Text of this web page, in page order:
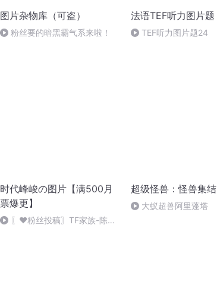
图片杂物库（可盗）
粉丝要的暗黑霸气系来啦！
法语TEF听力图片题
TEF听力图片题24
时代峰峻の图片【满500月
票爆更】
〖❤️粉丝投稿〗TF家族-陈思
超级怪兽：怪兽集结
大蚁超兽阿里蓬塔